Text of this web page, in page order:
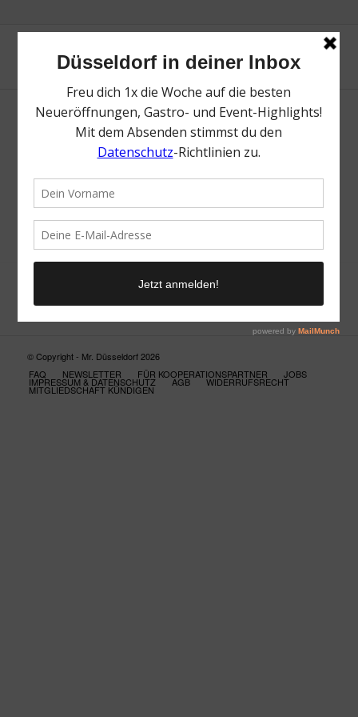
Neue Suche
Suchergebnis nicht zufriedenstellend? Versuche es mal mit
einem Wortteil oder einer anderen Schreibweise.
© Copyright - Mr. Düsseldorf 2026
FAQ
NEWSLETTER FÜR KOOPERATIONSPARTNER JOBS
IMPRESSUM & DATENSCHUTZ AGB WIDERRUFSRECHT
MITGLIEDSCHAFT KÜNDIGEN